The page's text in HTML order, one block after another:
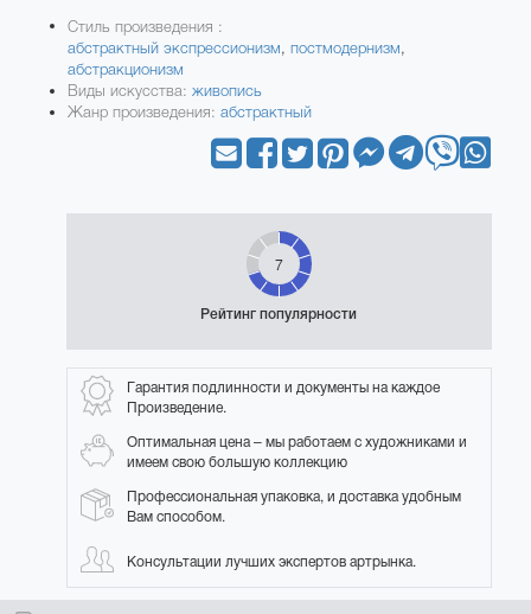
Стиль произведения :
абстрактный экспрессионизм,постмодернизм,
абстракционизм
Виды искусства:живопись
Жанр произведения: абстрактный
7
Рейтинг популярности
Гарантия подлинности и документы на каждое
Произведение.
Оптимальная цена – мы работаем с художниками и
имеем свою большую коллекцию
Профессиональная упаковка, и доставка удобным
Вам способом.
Консультации лучших экспертов артрынка.